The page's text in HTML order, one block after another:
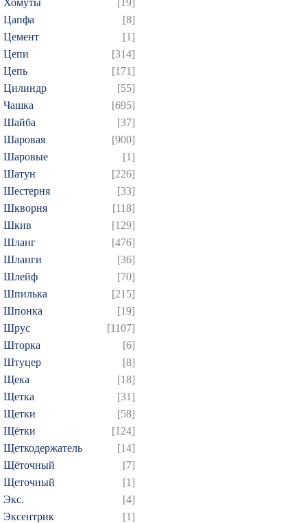
Хомуты
[19]
Цапфа
[8]
Цемент
[1]
Цепи
[314]
Цепь
[171]
Цилиндр
[55]
Чашка
[695]
Шайба
[37]
Шаровая
[900]
Шаровые
[1]
Шатун
[226]
Шестерня
[33]
Шкворня
[118]
Шкив
[129]
Шланг
[476]
Шланги
[36]
Шлейф
[70]
Шпилька
[215]
Шпонка
[19]
Шрус
[1107]
Шторка
[6]
Штуцер
[8]
Щека
[18]
Щетка
[31]
Щетки
[58]
Щётки
[124]
Щеткодержатель
[14]
Щёточный
[7]
Щеточный
[1]
Экс.
[4]
Эксентрик
[1]